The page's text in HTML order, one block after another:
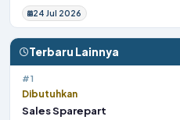
24 Jul 2026
Terbaru Lainnya
#1
Dibutuhkan
Sales Sparepart